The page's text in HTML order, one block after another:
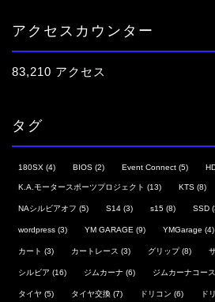
アクセスカウンター
83,210 アクセス
タグ
180SX (4) BIOS (2) Event Connect (5)
K.A.モータースポーツプロジェクト (13) KTS (8)
NAシルビアオフ (5) S14 (3) s15 (8) SSD
wordpress (3) YM GARAGE (9) YMGarage (4)
カート (3) カートレース (3) グリップ(8)
シルビア (16) ジムカーナ (6) ジムカーナコース
タイヤ (5) タイヤ交換 (7) ドリコン (6) ド